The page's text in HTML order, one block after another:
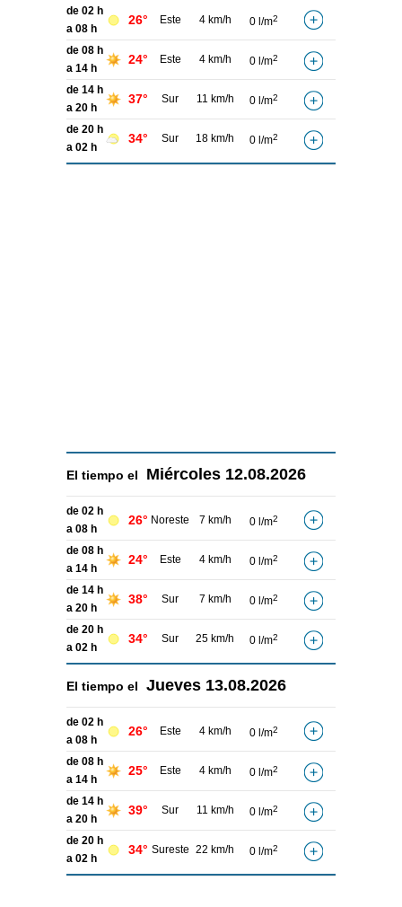
de 02 h
a 08 h
26° Este 4 km/h 0 l/m2
de 08 h
a 14 h
24° Este 4 km/h 0 l/m2
de 14 h
a 20 h
37° Sur 11 km/h 0 l/m2
de 20 h
a 02 h
34° Sur 18 km/h 0 l/m2
El tiempo el Miércoles 12.08.2026
de 02 h
a 08 h
26° Noreste 7 km/h 0 l/m2
de 08 h
a 14 h
24° Este 4 km/h 0 l/m2
de 14 h
a 20 h
38° Sur 7 km/h 0 l/m2
de 20 h
a 02 h
34° Sur 25 km/h 0 l/m2
El tiempo el Jueves 13.08.2026
de 02 h
a 08 h
26° Este 4 km/h 0 l/m2
de 08 h
a 14 h
25° Este 4 km/h 0 l/m2
de 14 h
a 20 h
39° Sur 11 km/h 0 l/m2
de 20 h
a 02 h
34° Sureste 22 km/h 0 l/m2